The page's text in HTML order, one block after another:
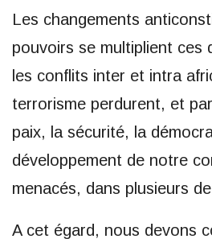
Les changements
pouvoirs se multiplient ces
les conflits inter et intra
terrorisme perdurent, et
paix, la sécurité, la
développement de notre
menacés, dans plusieurs
A cet égard, nous devons